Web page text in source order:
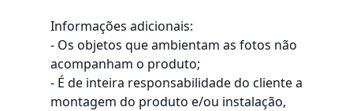
Informações adicionais:
- Os objetos que ambientam as fotos não
acompanham o produto;
- É de inteira responsabilidade do cliente a
montagem do produto e/ou instalação,